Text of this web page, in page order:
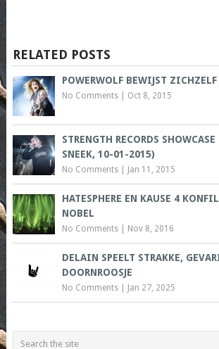
RELATED POSTS
POWERWOLF BEWIJST
No Comments| Oct 8, 2015
STRENGTH RECORDS
SNEEK, 10-01-2015)
No Comments| Jan 11, 2015
HATESPHERE EN KAUSE 4
NOBEL
No Comments| Nov 8, 2016
DELAIN SPEELT STRAKKE,
DOORNROOSJE
No Comments| Jan 27, 2025